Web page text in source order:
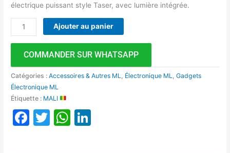
électrique puissant style Taser, avec lumière intégrée.
Ajouter au panier
COMMANDER SUR WHATSAPP
Catégories :Accessoires & Autres ML Électronique ML ,Gadgets
Électronique ML
Étiquette : MALI
Facebook
TwitterWhatsApp